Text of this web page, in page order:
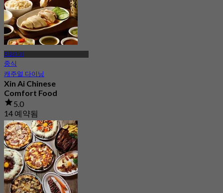
치앙마이
중식
캐주얼 다이닝
Xin Ai Chinese
Comfort Food
5.0
14 예약됨
에서฿ 347.5